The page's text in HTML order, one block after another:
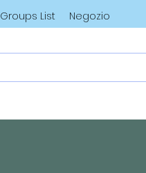
Groups List Negozio